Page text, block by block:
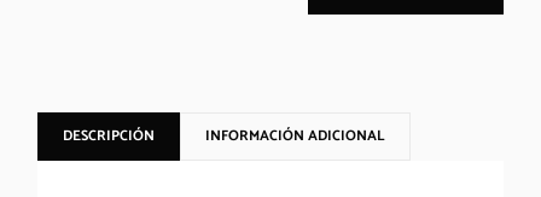
DESCRIPCIÓN INFORMACIÓN ADICIONAL